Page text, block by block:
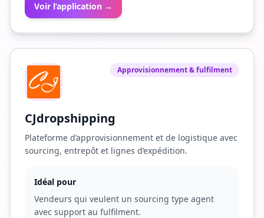
Voir l’application →
Approvisionnement & fulfilment
CJdropshipping
Plateforme d’approvisionnement et de logistique avec
sourcing, entrepôt et lignes d’expédition.
Idéal pour
Vendeurs qui veulent un sourcing type agent
avec support au fulfilment.